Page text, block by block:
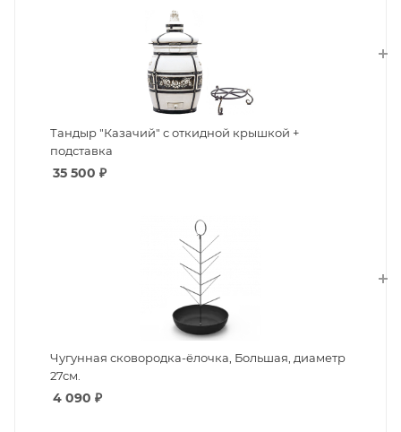
Тандыр "Казачий" с откидной крышкой +
подставка
35 500 ₽
Чугунная сковородка-ёлочка, Большая, диаметр
27см.
4 090 ₽